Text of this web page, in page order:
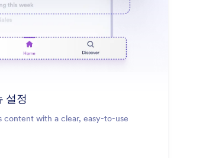
더 알아보기 : Set Up Navigation Menu
설정
content with a clear, easy-to-use